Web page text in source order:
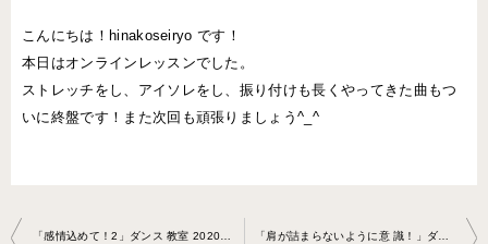
こんにちは！hinakoseiryo です！
本日はオンラインレッスンでした。
ストレッチをし、アイソレをし、振り付けも長くやってきた曲もつ
いに終盤です！また次回も頑張りましょう^_^
投
「感情込めて！2」ダンス 教室 2020-10-11-no0038-1252 「肩が詰まらないように意 識！」ダンス教室 2021-11-10-no0038-0069